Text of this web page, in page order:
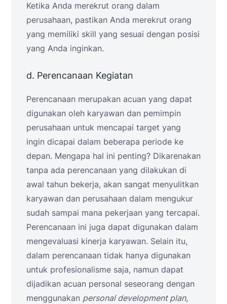
Ketika Anda merekrut orang dalam
perusahaan, pastikan Anda merekrut orang
yang memiliki skill yang sesuai dengan posisi
yang Anda inginkan.
d. Perencanaan Kegiatan
Perencanaan merupakan acuan yang dapat
digunakan oleh karyawan dan pemimpin
perusahaan untuk mencapai target yang
ingin dicapai dalam beberapa periode ke
depan. Mengapa hal ini penting? Dikarenakan
tanpa ada perencanaan yang dilakukan di
awal tahun bekerja, akan sangat menyulitkan
karyawan dan perusahaan dalam mengukur
sudah sampai mana pekerjaan yang tercapai.
Perencanaan ini juga dapat digunakan dalam
mengevaluasi kinerja karyawan. Selain itu,
dalam perencanaan tidak hanya digunakan
untuk profesionalisme saja, namun dapat
dijadikan acuan personal seseorang dengan
menggunakan personal development plan,